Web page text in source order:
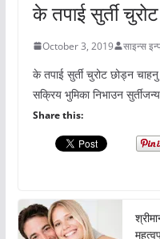
के तपाई सुर्ती
October 3, 2019 साइन्स
के तपाई सुर्ती चुरोट छोड्न
सक्रिय भुमिका निभाउन
Share this: